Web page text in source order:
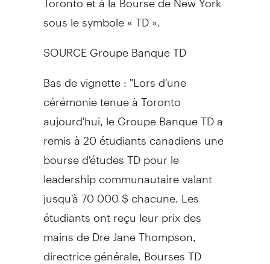
sous le symbole « TD ».
SOURCE Groupe Banque TD
Bas de vignette : "Lors d'une
cérémonie tenue à Toronto
aujourd'hui, le Groupe Banque TD a
remis à 20 étudiants canadiens une
bourse d'études TD pour le
leadership communautaire valant
jusqu'à 70 000 $ chacune. Les
étudiants ont reçu leur prix des
mains de Dre Jane Thompson,
directrice générale, Bourses TD